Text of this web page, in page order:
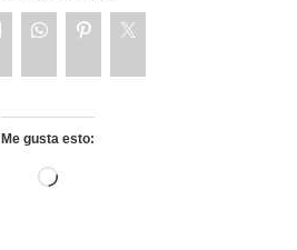
Me gusta esto: